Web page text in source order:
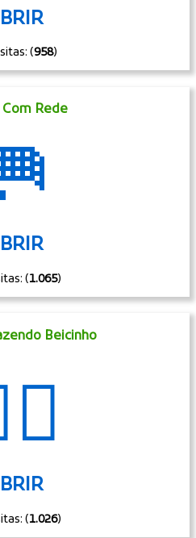
(958)
Rede
(1.065)
Beicinho
(1.026)